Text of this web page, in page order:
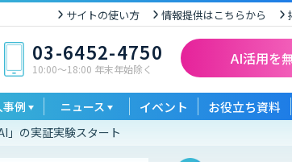
サイトの使い方 情報提供はこちらから
03-6452-4750
10:00〜18:00 年末年始除く
AI活用を
事例 ニュース イベント お役立ち資料
」の実証実験スタート